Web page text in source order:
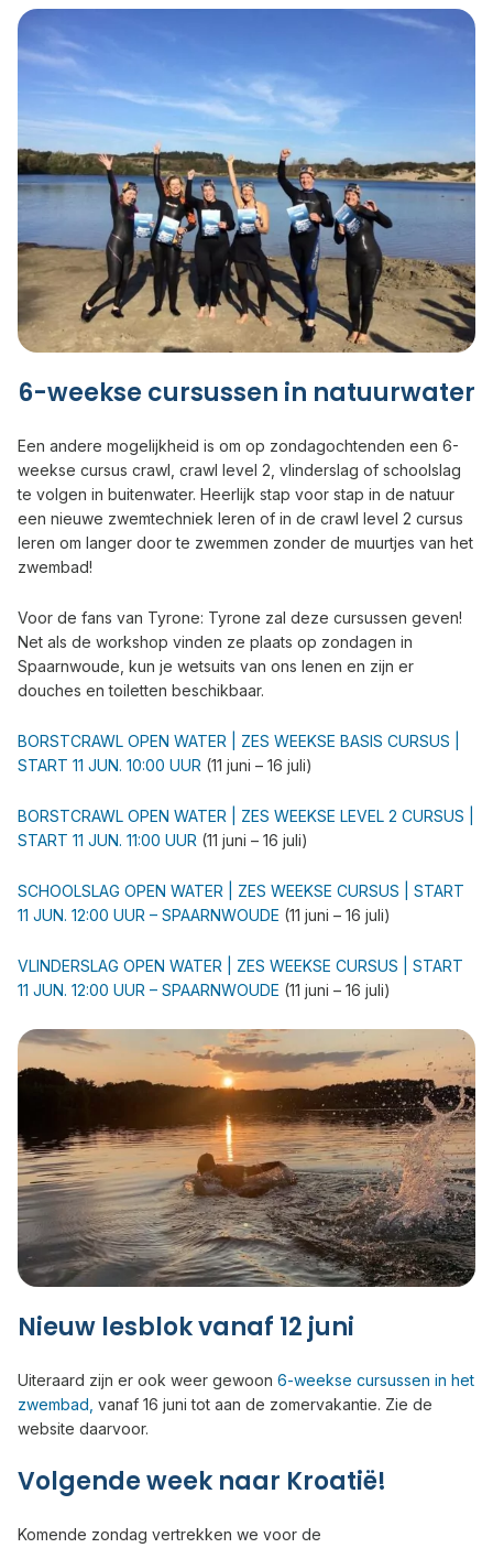
6-weekse cursussen in natuurwater
Een andere mogelijkheid is om op zondagochtenden een 6-
weekse cursus crawl, crawl level 2, vlinderslag of schoolslag
te volgen in buitenwater. Heerlijk stap voor stap in de natuur
een nieuwe zwemtechniek leren of in de crawl level 2 cursus
leren om langer door te zwemmen zonder de muurtjes van het
zwembad!
Voor de fans van Tyrone: Tyrone zal deze cursussen geven!
Net als de workshop vinden ze plaats op zondagen in
Spaarnwoude, kun je wetsuits van ons lenen en zijn er
douches en toiletten beschikbaar.
BORSTCRAWL OPEN WATER | ZES WEEKSE BASIS CURSUS |
START 11 JUN. 10:00 UUR (11 juni – 16 juli)
BORSTCRAWL OPEN WATER | ZES WEEKSE LEVEL 2 CURSUS |
START 11 JUN. 11:00 UUR (11 juni – 16 juli)
SCHOOLSLAG OPEN WATER | ZES WEEKSE CURSUS | START
11 JUN. 12:00 UUR – SPAARNWOUDE (11 juni – 16 juli)
VLINDERSLAG OPEN WATER | ZES WEEKSE CURSUS | START
11 JUN. 12:00 UUR – SPAARNWOUDE (11 juni – 16 juli)
Nieuw lesblok vanaf 12 juni
Uiteraard zijn er ook weer gewoon 6-weekse cursussen in het
zwembad, vanaf 16 juni tot aan de zomervakantie. Zie de
website daarvoor.
Volgende week naar Kroatië!
Komende zondag vertrekken we voor de